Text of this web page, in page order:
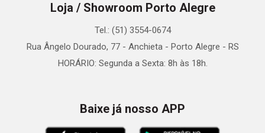
Loja / Showroom Porto Alegre
Tel.: (51) 3554-0674
Rua Ângelo Dourado, 77 - Anchieta - Porto Alegre - RS
HORÁRIO: Segunda a Sexta: 8h às 18h.
Baixe já nosso APP